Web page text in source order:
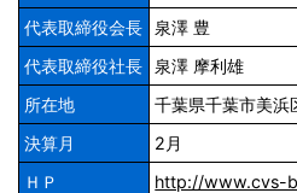
代表取締役会長
泉澤 豊
代表取締役社長
泉澤 摩利雄
所在地
千葉県千葉市美浜
決算月
2月
ＨＰ
http://www.cvs-